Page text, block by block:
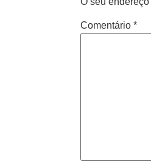
Comentário *